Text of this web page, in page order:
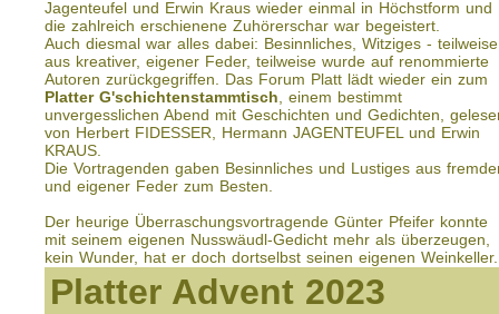
Jagenteufel und Erwin Kraus wieder einmal in Höchstform und
die zahlreich erschienene Zuhörerschar war begeistert.
Auch diesmal war alles dabei: Besinnliches, Witziges - teilweise
aus kreativer, eigener Feder, teilweise wurde auf renommierte
Autoren zurückgegriffen. Das Forum Platt lädt wieder ein zum
Platter G'schichtenstammtisch, einem bestimmt
unvergesslichen Abend mit Geschichten und Gedichten,
von Herbert FIDESSER, Hermann JAGENTEUFEL und Erwin
KRAUS.
Die Vortragenden gaben Besinnliches und Lustiges aus
und eigener Feder zum Besten.
Der heurige Überraschungsvortragende Günter Pfeifer konnte
mit seinem eigenen Nusswäudl-Gedicht mehr als überzeugen,
kein Wunder, hat er doch dortselbst seinen eigenen Weinkeller.
Platter Advent 2023